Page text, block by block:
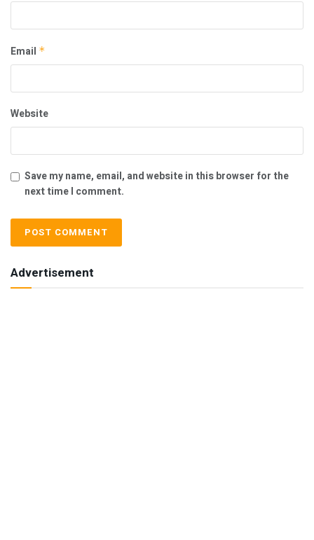
Email *
Website
Save my name, email, and website in this browser for the
next time I comment.
Advertisement